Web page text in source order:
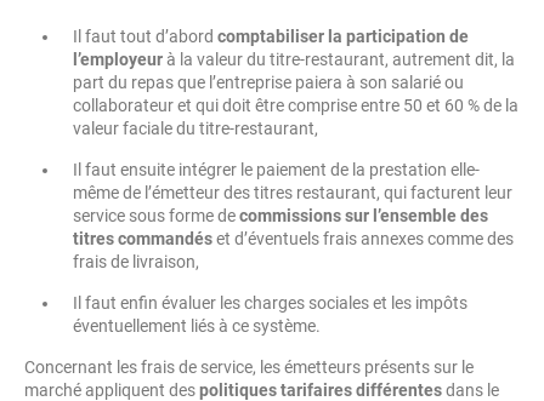
Il faut tout d’abord comptabiliser la participation de
l’employeurà la valeur du titre-restaurant, autrement dit, la
part du repas que l’entreprise paiera à son salarié ou
collaborateur et qui doit être comprise entre 50 et 60 % de la
valeur faciale du titre-restaurant,
Il faut ensuite intégrer le paiement de la prestation elle-
même de l’émetteur des titres restaurant, qui facturent leur
service sous forme decommissions sur l’ensemble des
titres commandéset d’éventuels frais annexes comme des
frais de livraison,
Il faut enfin évaluer les charges sociales et les impôts
éventuellement liés à ce système.
Concernant les frais de service, les émetteurs présents sur le
marché appliquent despolitiques tarifaires différentesdans le